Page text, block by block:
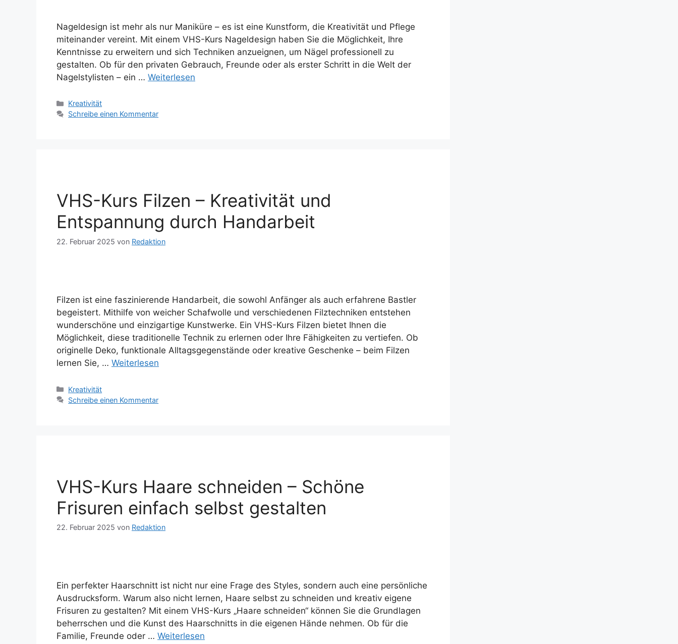
Nageldesign ist mehr als nur Maniküre – es ist eine Kunstform, die Kreativität und Pflege
miteinander vereint. Mit einem VHS-Kurs Nageldesign haben Sie die Möglichkeit, Ihre
Kenntnisse zu erweitern und sich Techniken anzueignen, um Nägel professionell zu
gestalten. Ob für den privaten Gebrauch, Freunde oder als erster Schritt in die Welt der
Nagelstylisten – ein … Weiterlesen
Kategorien
Kreativität
Schreibe einen Kommentar
VHS-Kurs Filzen – Kreativität und
Entspannung durch Handarbeit
22. Februar 2025 von Redaktion
Filzen ist eine faszinierende Handarbeit, die sowohl Anfänger als auch erfahrene Bastler
begeistert. Mithilfe von weicher Schafwolle und verschiedenen Filztechniken entstehen
wunderschöne und einzigartige Kunstwerke. Ein VHS-Kurs Filzen bietet Ihnen die
Möglichkeit, diese traditionelle Technik zu erlernen oder Ihre Fähigkeiten zu vertiefen. Ob
originelle Deko, funktionale Alltagsgegenstände oder kreative Geschenke – beim Filzen
lernen Sie, … Weiterlesen
Kategorien
Kreativität
Schreibe einen Kommentar
VHS-Kurs Haare schneiden – Schöne
Frisuren einfach selbst gestalten
22. Februar 2025 von Redaktion
Ein perfekter Haarschnitt ist nicht nur eine Frage des Styles, sondern auch eine persönliche
Ausdrucksform. Warum also nicht lernen, Haare selbst zu schneiden und kreativ eigene
Frisuren zu gestalten? Mit einem VHS-Kurs „Haare schneiden“ können Sie die Grundlagen
beherrschen und die Kunst des Haarschnitts in die eigenen Hände nehmen. Ob für die
Familie, Freunde oder … Weiterlesen